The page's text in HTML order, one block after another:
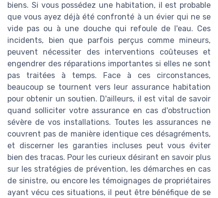
biens. Si vous possédez une habitation, il est probable
que vous ayez déjà été confronté à un évier qui ne se
vide pas ou à une douche qui refoule de l'eau. Ces
incidents, bien que parfois perçus comme mineurs,
peuvent nécessiter des interventions coûteuses et
engendrer des réparations importantes si elles ne sont
pas traitées à temps. Face à ces circonstances,
beaucoup se tournent vers leur assurance habitation
pour obtenir un soutien. D'ailleurs, il est vital de savoir
quand solliciter votre assurance en cas d'obstruction
sévère de vos installations. Toutes les assurances ne
couvrent pas de manière identique ces désagréments,
et discerner les garanties incluses peut vous éviter
bien des tracas. Pour les curieux désirant en savoir plus
sur les stratégies de prévention, les démarches en cas
de sinistre, ou encore les témoignages de propriétaires
ayant vécu ces situations, il peut être bénéfique de se